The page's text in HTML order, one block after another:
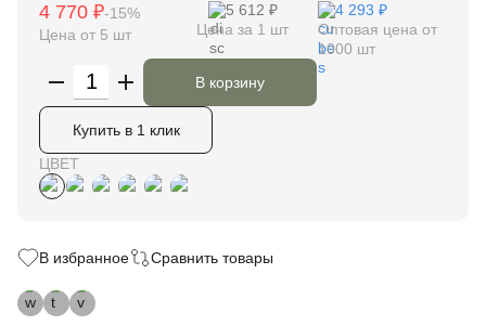
4 770 ₽-15%
Цена от 5 шт
5 612 ₽
Цена за 1 шт
4 293 ₽
Оптовая цена от
1000 шт
В корзину
Купить в 1 клик
ЦВЕТ
В избранное Сравнить товары